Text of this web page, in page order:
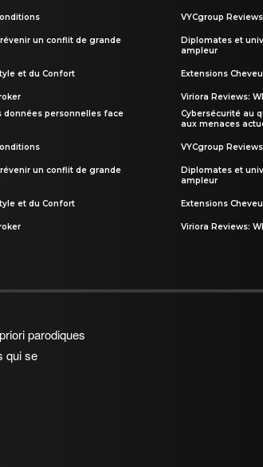
un conflit de grande
et du Confort
données personnelles face
un conflit de grande
et du Confort
VYCgroup
Diplomates et
ampleur
Extensions
Viriora Reviews:
Cybersécurité au
aux menaces
VYCgroup
Diplomates et
ampleur
Extensions
Viriora Reviews:
parodiques
qui se